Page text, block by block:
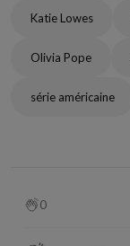
Katie Lowes
Olivia Pope
série américaine
0